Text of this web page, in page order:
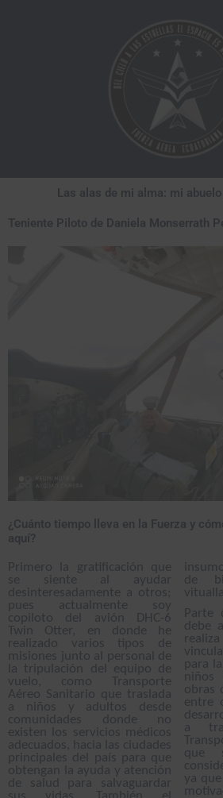
Las alas de mi alma: mi
Teniente Piloto de Daniela Monserrath
¿Cuánto tiempo lleva en la Fuerza y
aquí?
Primero la gratificación que
se siente al ayudar
desinteresadamente a otros;
pues actualmente soy
copiloto del avión DHC-6
Twin Otter, en donde he
realizado varios tipos de
misiones junto al personal de
la tripulación del equipo de
vuelo, como Transporte
Aéreo Sanitario que traslada
a niños y adultos desde
comunidades donde no
existen los servicios médicos
adecuados, hacia las ciudades
principales del país para que
obtengan la ayuda y atención
de salud para salvaguardar
insumos médicos, material
de bioseguridad, víveres,
Parte
debe
para
niños
obras
entre
a
que
ya